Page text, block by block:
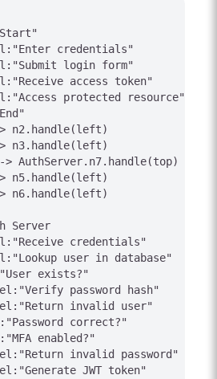
credentials"
login form"
access token"
protected resource"
n2.handle(left)
n3.handle(left)
> AuthServer.n7.handle(top)
n5.handle(left)
n6.handle(left)
Server
credentials"
user in database"
exists?"
password hash"
invalid user"
correct?"
enabled?"
invalid password"
JWT token"